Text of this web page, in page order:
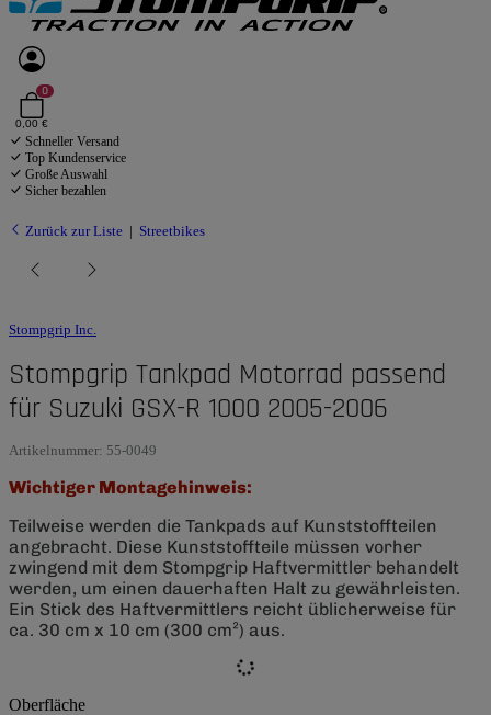
0
0,00 €
Schneller Versand
Top Kundenservice
Große Auswahl
Sicher bezahlen
Zurück zur Liste Streetbikes
Stompgrip Inc.
Stompgrip Tankpad Motorrad passend
für Suzuki GSX-R 1000 2005-2006
Artikelnummer: 55-0049
Wichtiger Montagehinweis:
Teilweise werden die Tankpads auf Kunststoffteilen
angebracht. Diese Kunststoffteile müssen vorher
zwingend mit dem Stompgrip Haftvermittler behandelt
werden, um einen dauerhaften Halt zu gewährleisten.
Ein Stick des Haftvermittlers reicht üblicherweise für
ca. 30 cm x 10 cm (300 cm²) aus.
Oberfläche